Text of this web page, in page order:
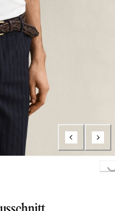
Loading...